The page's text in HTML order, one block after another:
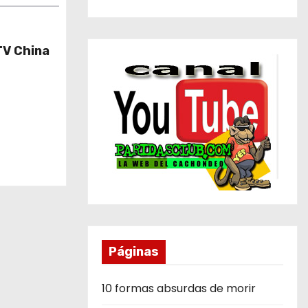
China
Páginas
10 formas absurdas de morir